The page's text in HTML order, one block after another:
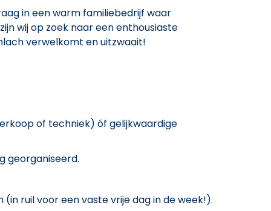
in een warm familiebedrijf waar
wij op zoek naar een enthousiaste
verwelkomt en uitzwaait!
of techniek) óf gelijkwaardige
georganiseerd.
ruil voor een vaste vrije dag in de week!).